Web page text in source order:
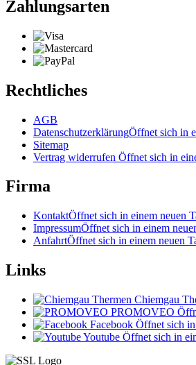
Zahlungsarten
Rechtliches
AGB
DatenschutzerklärungÖffnet sich in
Sitemap
Vertrag widerrufen Öffnet sich in
Firma
KontaktÖffnet sich in einem neuen
ImpressumÖffnet sich in einem
AnfahrtÖffnet sich in einem neuen
Links
Chiemgau
PROMOVEO
Facebook Öffnet sich
Youtube Öffnet sich in